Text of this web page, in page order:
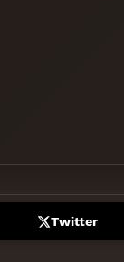
Twitter